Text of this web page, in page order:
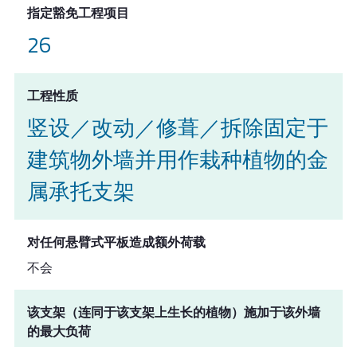
指定豁免工程项目
26
工程性质
竖设／改动／修葺／拆除固定于
建筑物外墙并用作栽种植物的金
属承托支架
对任何悬臂式平板造成额外荷载
不会
该支架（连同于该支架上生长的植物）施加于该外墙
的最大负荷